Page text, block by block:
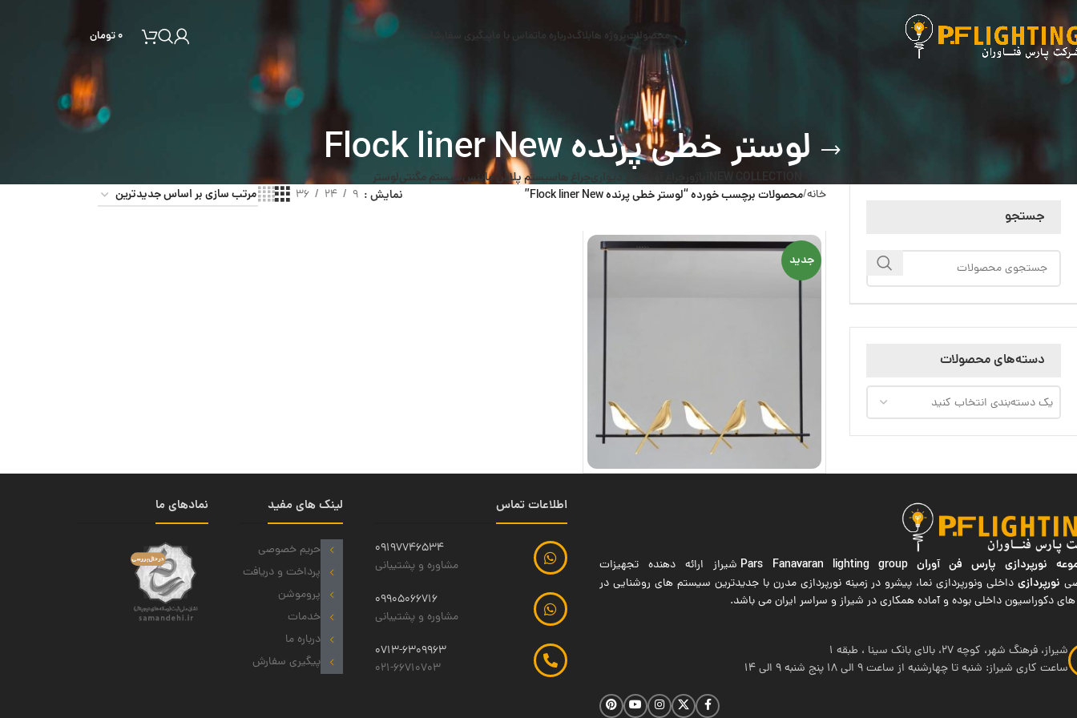
محصولات پروژه هابلاگدرباره ما تماس با ما ۰تومان
لوستر خطی پرنده Flock liner New
NEW COLLECTION سیستم پلاس ماینسسیستم مگنتیلوستر
جستجو
دسته‌های محصولات
یک دسته‌بندی انتخاب کنید
خانه محصولات برچسب خورده “لوستر خطی پرنده Flock liner New” نمایش 9
24
36
جدید
نورپردازی پارس فن آوران Pars Fanavaran lighting group شیراز ارائه دهنده تجهیزات
نورپردازیداخلی ونورپردازی نما، پیشرو در زمینه نورپردازی مدرن با جدیدترین سیستم های روشنایی در
های دکوراسیون داخلی بوده و آماده همکاری در شیراز و سراسر ایران می باشد.
شیراز، فرهنگ شهر، کوچه 27، بالای بانک سینا ، طبقه 1
ساعت کاری شیراز: شنبه تا چهارشنبه از ساعت 9 الی 18 پنج شنبه 9 الی 14
اطلاعات تماس
09197746534
مشاوره و پشتیبانی
09905066716
مشاوره و پشتیبانی
0713-6309963
021-66710703
لینک های مفید
حریم خصوصی
پرداخت و دریافت
پروموشن
خدمات
درباره ما
پیگیری سفارش
نمادهای ما